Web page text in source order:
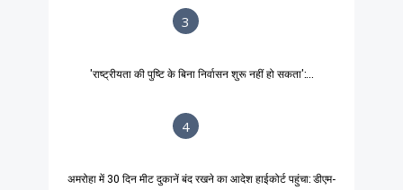
3
'राष्ट्रीयता की पुष्टि के बिना निर्वासन शुरू नहीं हो सकता':...
4
अमरोहा में 30 दिन मीट दुकानें बंद रखने का आदेश हाईकोर्ट पहुंचा: डीएम-